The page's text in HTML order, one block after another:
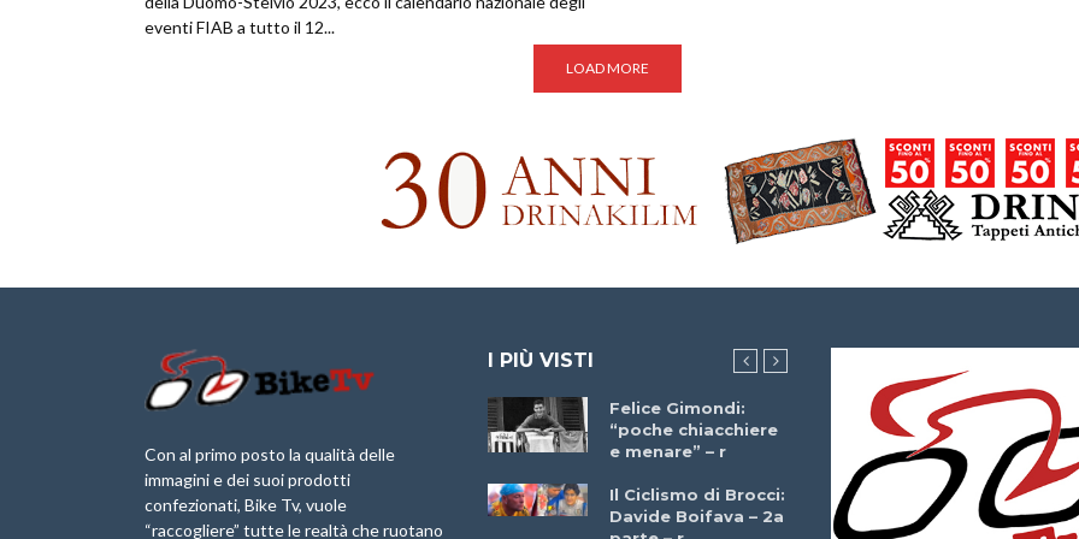
eventi FIAB a tutto il 12...
LOAD MORE
Con al primo posto la qualità delle
immagini e dei suoi prodotti
confezionati, Bike Tv, vuole
“raccogliere” tutte le realtà che ruotano
I PIÙ VISTI
Marathon 2025”
Borghi&Castelli” –
Felice Gimondi:
“poche chiacchiere
e menare” – r
Il Ciclismo di Brocci:
Davide Boifava – 2a
Brocci Incontra
Giuseppe Martinelli
– r
Che cos’è il